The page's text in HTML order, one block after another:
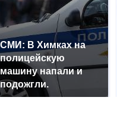
СМИ: В Химках на
полицейскую
машину напали и
подожгли.